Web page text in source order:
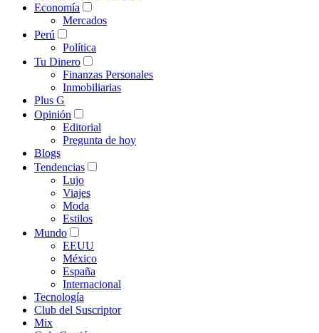
Economía
Mercados
Perú
Política
Tu Dinero
Finanzas Personales
Inmobiliarias
Plus G
Opinión
Editorial
Pregunta de hoy
Blogs
Tendencias
Lujo
Viajes
Moda
Estilos
Mundo
EEUU
México
España
Internacional
Tecnología
Club del Suscriptor
Mix